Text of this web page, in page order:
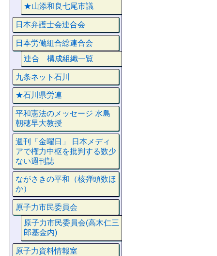
★山添和良七尾市議
日本弁護士会連合会
日本労働組合総連合会
連合 構成組織一覧
九条ネット石川
★石川県労連
平和憲法のメッセージ 水島
朝穂早大教授
週刊「金曜日」 日本メディ
アで権力中枢を批判する数少
ない週刊誌
ながさきの平和（核弾頭数ほ
か）
原子力市民委員会
原子力市民委員会(高木仁三
郎基金内)
原子力資料情報室